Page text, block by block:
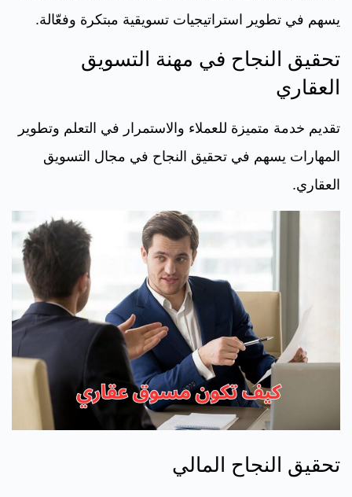
يسهم في تطوير استراتيجيات تسويقية مبتكرة وفعّالة.
تحقيق النجاح في مهنة التسويق
العقاري
تقديم خدمة متميزة للعملاء والاستمرار في التعلم وتطوير
المهارات يسهم في تحقيق النجاح في مجال التسويق
العقاري.
تحقيق النجاح المالي